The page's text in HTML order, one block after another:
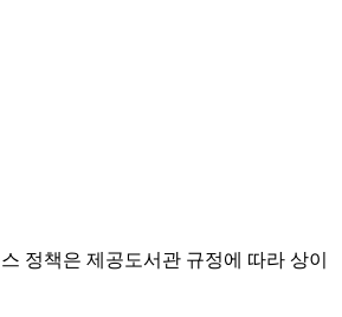
정책은 제공도서관 규정에 따라 상이